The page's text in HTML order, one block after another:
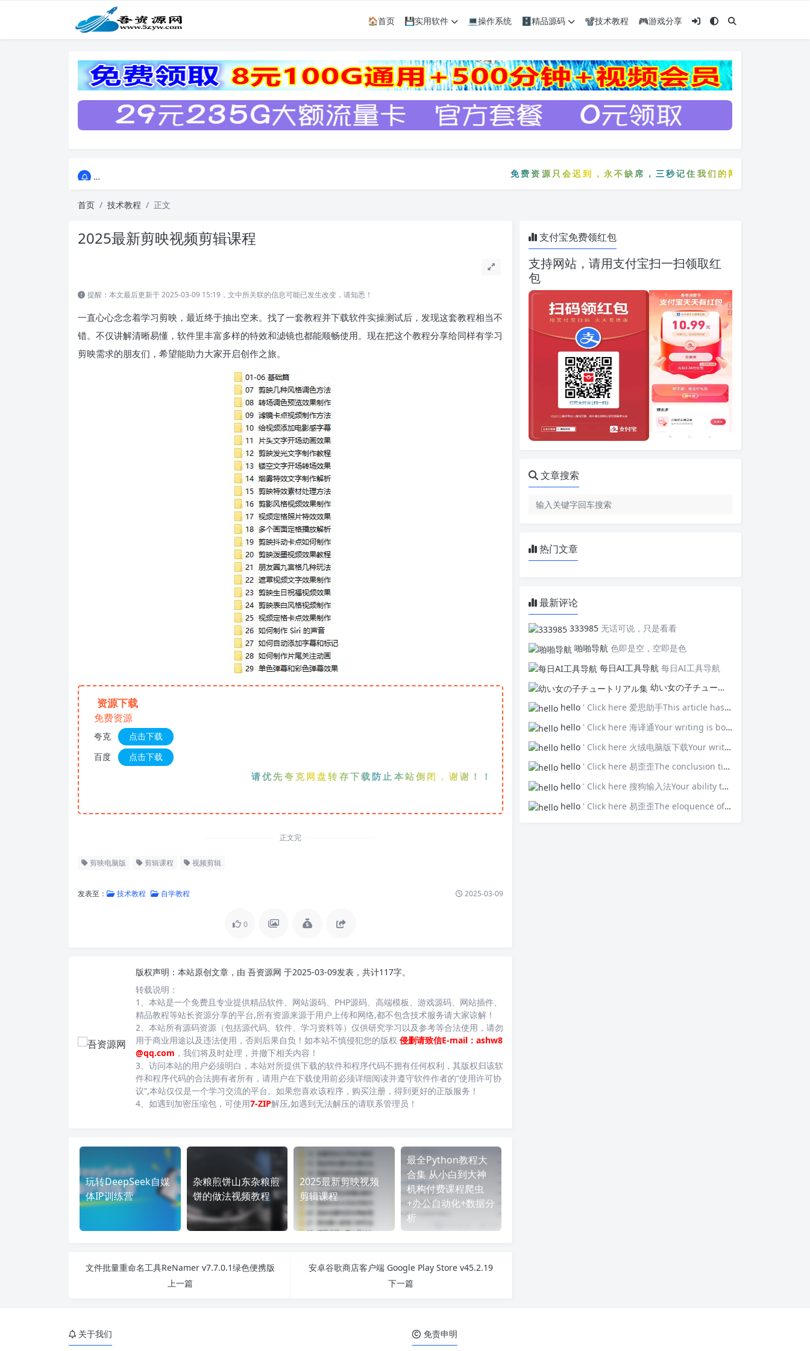
🏠首页 💾实用软件 💻操作系统 🗄️精品源码 📽️技术教程 🎮游戏分享
免费资源只会迟到，永不缺席，三秒记住我们的网站：5zyw.com
首页 技术教程 正文
2025最新剪映视频剪辑课程
提醒：本文最后更新于 2025-03-09 15:19，文中所关联的信息可能已发生改变，请知悉！
一直心心念念着学习剪映，最近终于抽出空来。找了一套教程并下载软件实操测试后，发现这套教程相当不
错。不仅讲解清晰易懂，软件里丰富多样的特效和滤镜也都能顺畅使用。现在把这个教程分享给同样有学习
剪映需求的朋友们，希望能助力大家开启创作之旅。
资源下载
免费资源
夸克
点击下载
百度
点击下载
请优先夸克网盘转存下载防止本站倒闭，谢谢！！！
正文完
剪映电脑版 剪辑课程 视频剪辑
发表至： 技术教程 自学教程 2025-03-09
0
版权声明： 本站原创文章，由 吾资源网 于2025-03-09发表，共计117字。
转载说明：
1、本站是一个免费且专业提供精品软件、网站源码、PHP源码、高端模板、游戏源码、网站插件、
精品教程等站长资源分享的平台,所有资源来源于用户上传和网络,都不包含技术服务请大家谅解！
2、本站所有源码资源（包括源代码、软件、学习资料等）仅供研究学习以及参考等合法使用，请勿
用于商业用途以及违法使用，否则后果自负！如本站不慎侵犯您的版权 侵删请致信E-mail：ashw8
@qq.com ，我们将及时处理，并撤下相关内容！
3、访问本站的用户必须明白，本站对所提供下载的软件和程序代码不拥有任何权利，其版权归该软
件和程序代码的合法拥有者所有，请用户在下载使用前必须详细阅读并遵守软件作者的“使用许可协
议”,本站仅仅是一个学习交流的平台。如果您喜欢该程序，购买注册，得到更好的正版服务！
4、如遇到加密压缩包，可使用7-ZIP解压,如遇到无法解压的请联系管理员！
玩转DeepSeek自媒
体IP训练营
杂粮煎饼山东杂粮煎
饼的做法视频教程
2025最新剪映视频
剪辑课程
最全Python教程大
合集 从小白到大神
机构付费课程爬虫
+办公自动化+数据分
析
文件批量重命名工具ReNamer v7.7.0.1绿色便携版
上一篇
安卓谷歌商店客户端 Google Play Store v45.2.19
下一篇
支付宝免费领红包
支持网站，请用支付宝扫一扫领取红
包
文章搜索
热门文章
最新评论
333985 无话可说，只是看看
啪啪导航 色即是空，空即是色
每日AI工具导航 每日AI工具导航
幼い女の子チュートリアル集
hello ' Click here 爱思助手This article has opened my eyes to new ideas—thank you!
hello ' Click here 海译通Your writing is both powerful and poignant.
hello ' Click here 火绒电脑版下载Your writing touches upon universal themes that resonate with many.
hello ' Click here 易歪歪The conclusion ties everything together brilliantly.
hello ' Click here 搜狗输入法Your ability to connect with the audience is impressive.
hello ' Click here 易歪歪The eloquence of your prose elevates the discussion.
关于我们 免责申明